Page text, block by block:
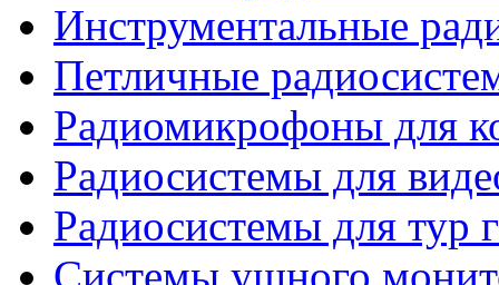
Инструментальные
Петличные
Радиомикрофоны для
Радиосистемы для
Радиосистемы для тур